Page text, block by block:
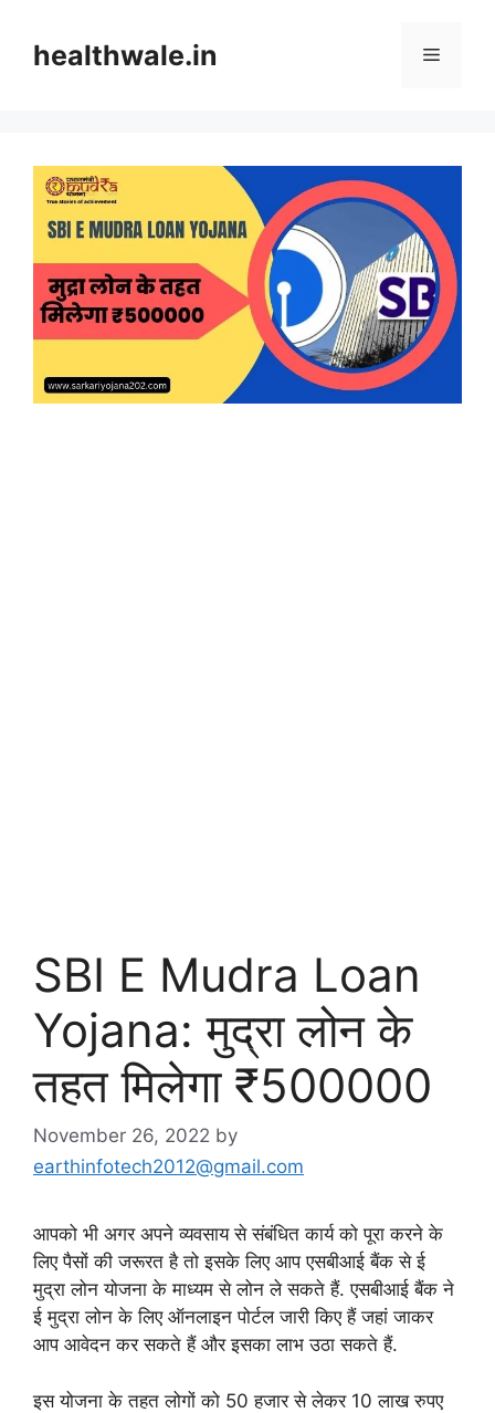
contenthealthwale.in Menu
SBI E Mudra Loan
Yojana: मुद्रा लोन के
तहत मिलेगा ₹500000
November 26, 2022 by
earthinfotech2012@gmail.com
आपको भी अगर अपने व्यवसाय से संबंधित कार्य को पूरा करने के
लिए पैसों की जरूरत है तो इसके लिए आप एसबीआई बैंक से ई
मुद्रा लोन योजना के माध्यम से लोन ले सकते हैं. एसबीआई बैंक ने
ई मुद्रा लोन के लिए ऑनलाइन पोर्टल जारी किए हैं जहां जाकर
आप आवेदन कर सकते हैं और इसका लाभ उठा सकते हैं.
इस योजना के तहत लोगों को 50 हजार से लेकर 10 लाख रुपए